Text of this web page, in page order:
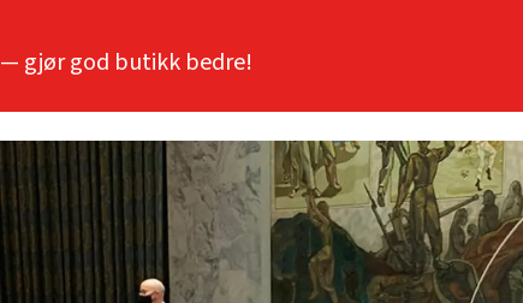
— gjør god butikk bedre!